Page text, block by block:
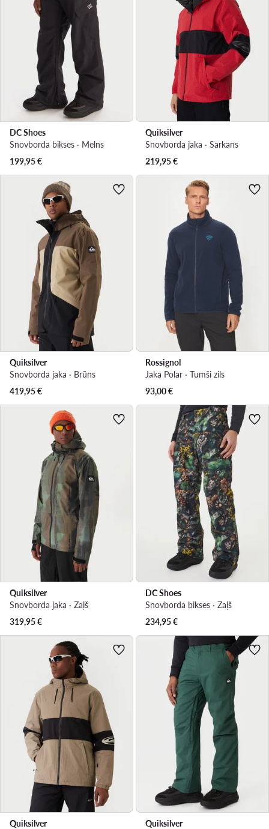
DC Shoes
Snovborda bikses · Melns
199,95€
Quiksilver
Snovborda jaka · Sarkans
219,95€
Quiksilver
Snovborda jaka · Brūns
419,95€
Rossignol
Jaka Polar · Tumši zils
93,00€
Quiksilver
Snovborda jaka · Zaļš
319,95€
DC Shoes
Snovborda bikses · Zaļš
234,95€
Quiksilver
Quiksilver